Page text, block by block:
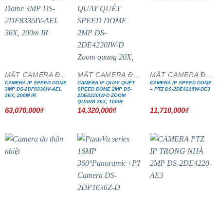
CAMERA IP SPEED DOME
3MP DS-2DF8336IV-AEL
36X, 200M IR
63,070,000₫
CAMERA IP QUAY QUÉT
SPEED DOME 2MP DS-
2DE4220IW-D ZOOM
QUANG 20X, 100IR
14,320,000₫
CAMERA IP SPEED DOME
– PTZ DS-2DE4215W-DE3
11,710,000₫